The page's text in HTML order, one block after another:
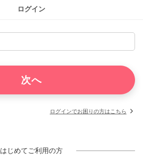
ログイン
ログインでお困りの方はこちら
はじめてご利用の方